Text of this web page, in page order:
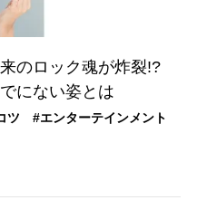
のロック魂が炸裂!?
にない姿とは
ツ
#エンターテインメント